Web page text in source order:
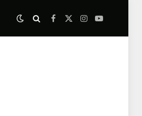
Facebook
X
Instagram
YouTube